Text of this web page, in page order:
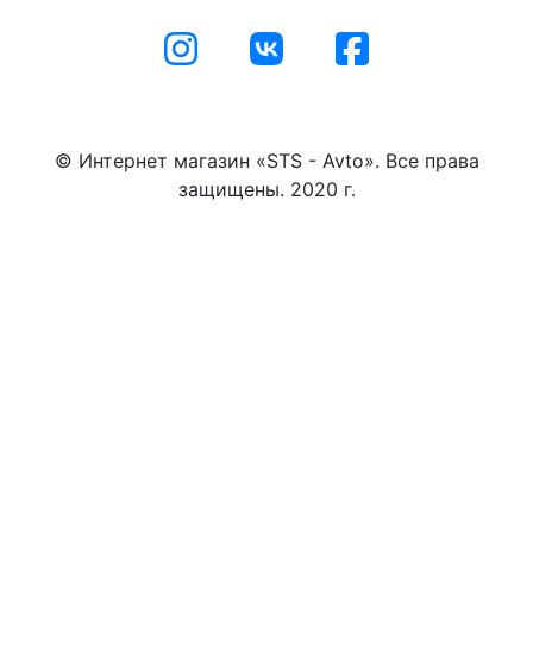
© Интернет магазин «STS - Avto». Все права
защищены. 2020 г.